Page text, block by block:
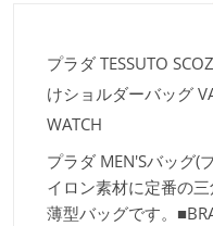
プラダ TESSUTO
けショルダーバッグ
WATCH
プラダ MEN'Sバッグ(
イロン素材に定番の
薄型バッグです。